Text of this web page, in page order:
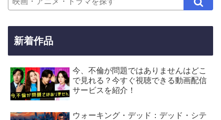
新着作品
今、不倫が問題ではありませんはどこ
で見れる？今すぐ視聴できる動画配信
サービスを紹介！
ウォーキング・デッド：デッド・シテ